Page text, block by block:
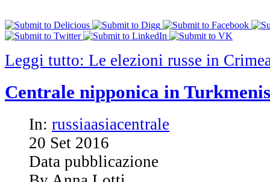
Leggi tutto: Le elezioni russe in
Centrale nipponica in
In: russiaasiacentrale
20 Set 2016
Data pubblicazione